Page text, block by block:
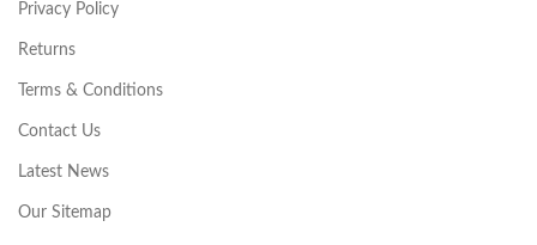
Privacy Policy
Returns
Terms & Conditions
Contact Us
Latest News
Our Sitemap